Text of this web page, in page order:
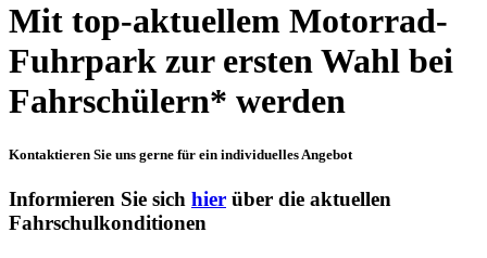
Mit top-aktuellem Motorrad-
Fuhrpark zur ersten Wahl bei
Fahrschülern* werden
Kontaktieren Sie uns gerne für ein individuelles Angebot
Informieren Sie sich hier über die aktuellen
Fahrschulkonditionen